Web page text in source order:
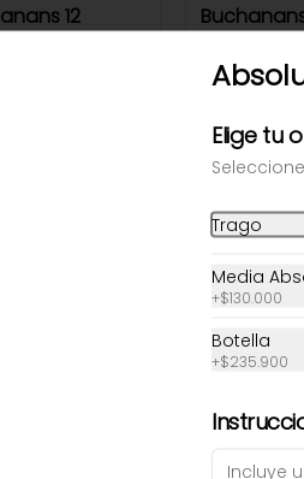
12
Ron
$25.000
Elige tu
Seleccione
Trago
Media
+$130.000
Botella
+$235.900